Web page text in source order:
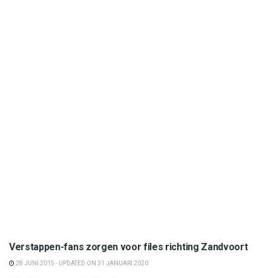
Verstappen-fans zorgen voor files richting Zandvoort
28 JUNI 2015 - UPDATED ON 31 JANUARI 2020